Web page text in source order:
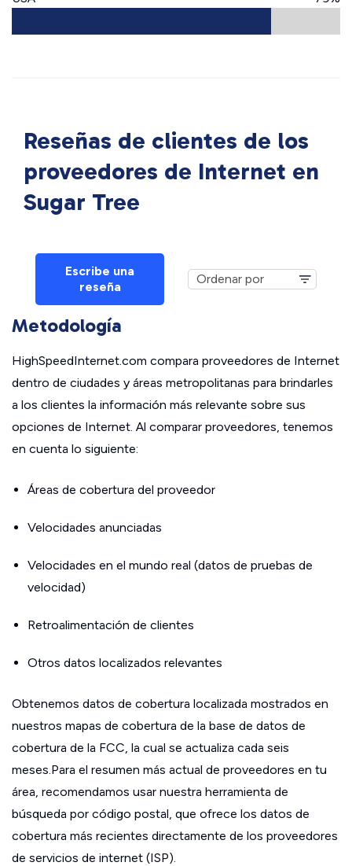
Reseñas de clientes de los
proveedores de Internet en
Sugar Tree
Escribe una
reseña
Metodología
HighSpeedInternet.com compara proveedores de Internet
dentro de ciudades y áreas metropolitanas para brindarles
a los clientes la información más relevante sobre sus
opciones de Internet. Al comparar proveedores, tenemos
en cuenta lo siguiente:
Áreas de cobertura del proveedor
Velocidades anunciadas
Velocidades en el mundo real (datos de pruebas de
velocidad)
Retroalimentación de clientes
Otros datos localizados relevantes
Obtenemos datos de cobertura localizada mostrados en
nuestros mapas de cobertura de la base de datos de
cobertura de la FCC, la cual se actualiza cada seis
meses.Para el resumen más actual de proveedores en tu
área, recomendamos usar nuestra herramienta de
búsqueda por código postal, que ofrece los datos de
cobertura más recientes directamente de los proveedores
de servicios de internet (ISP).